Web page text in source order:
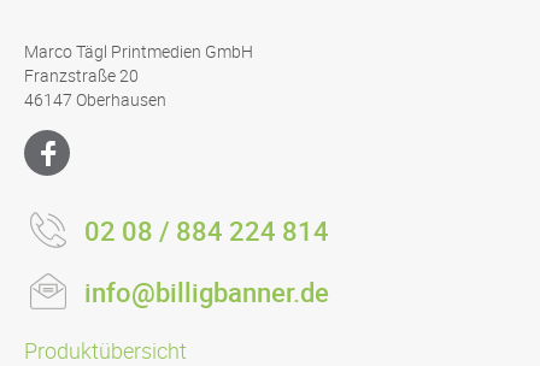
Marco Tägl Printmedien GmbH
Franzstraße 20
46147 Oberhausen
02 08 / 884 224 814
info@billigbanner.de
Produktübersicht